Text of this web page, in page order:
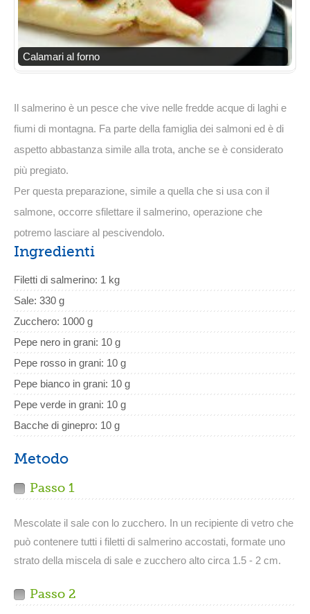
Calamari al forno
Il salmerino è un pesce che vive nelle fredde acque di laghi e
fiumi di montagna. Fa parte della famiglia dei salmoni ed è di
aspetto abbastanza simile alla trota, anche se è considerato
più pregiato.
Per questa preparazione, simile a quella che si usa con il
salmone, occorre sfilettare il salmerino, operazione che
potremo lasciare al pescivendolo.
Ingredienti
Filetti di salmerino: 1 kg
Sale: 330 g
Zucchero: 1000 g
Pepe nero in grani: 10 g
Pepe rosso in grani: 10 g
Pepe bianco in grani: 10 g
Pepe verde in grani: 10 g
Bacche di ginepro: 10 g
Metodo
Passo 1
Mescolate il sale con lo zucchero. In un recipiente di vetro che
può contenere tutti i filetti di salmerino accostati, formate uno
strato della miscela di sale e zucchero alto circa 1.5 - 2 cm.
Passo 2